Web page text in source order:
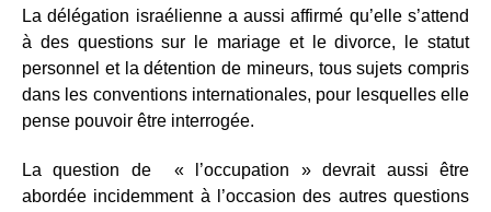
La délégation israélienne a aussi affirmé qu’elle s’attend
à des questions sur le mariage et le divorce, le statut
personnel et la détention de mineurs, tous sujets compris
dans les conventions internationales, pour lesquelles elle
pense pouvoir être interrogée.
La question de « l’occupation » devrait aussi être
abordée incidemment à l’occasion des autres questions